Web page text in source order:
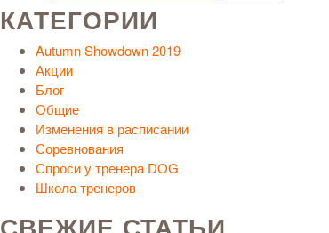
КАТЕГОРИИ
Autumn Showdown 2019
Акции
Блог
Общие
Изменения в расписании
Соревнования
Спроси у тренера DOG
Школа тренеров